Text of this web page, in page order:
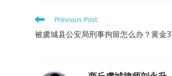
Read
more
articles
Previous Post
被虞城县公安局刑事拘留怎么办？黄金